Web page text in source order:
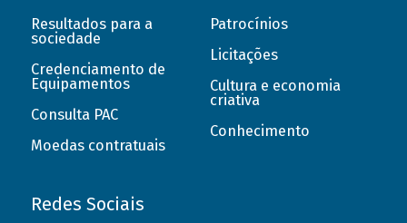
Resultados para a
sociedade
Credenciamento de
Equipamentos
Consulta PAC
Moedas contratuais
Patrocínios
Licitações
Cultura e economia
criativa
Conhecimento
Redes Sociais